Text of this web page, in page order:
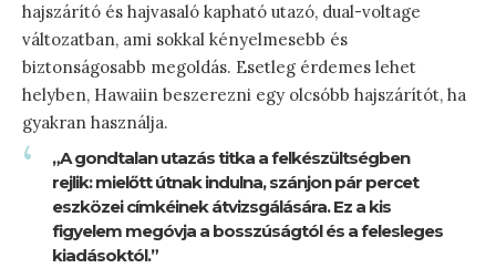
hajszárító és hajvasaló kapható utazó, dual-voltage
változatban, ami sokkal kényelmesebb és
biztonságosabb megoldás. Esetleg érdemes lehet
helyben, Hawaiin beszerezni egy olcsóbb hajszárítót, ha
gyakran használja.
„A gondtalan utazás titka a felkészültségben
rejlik: mielőtt útnak indulna, szánjon pár percet
eszközei címkéinek átvizsgálására. Ez a kis
figyelem megóvja a bosszúságtól és a felesleges
kiadásoktól.”